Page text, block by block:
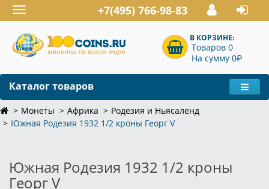
Toggle
navigation
+7(495) 766-98-83
В КОРЗИНЕ:
Товаров 0
На сумму 0P
Каталог товаров
Монеты Африка
Родезия и Ньясаленд
Южная Родезия 1932 1/2 кроны Георг V
Южная Родезия 1932 1/2 кроны
Георг V